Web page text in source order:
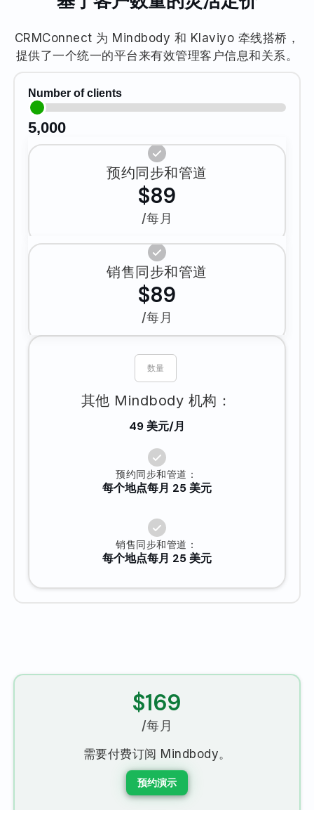
CRMConnect 为 Mindbody 和 Klaviyo 牵线搭桥，
提供了一个统一的平台来有效管理客户信息和关系。
Number of clients
5,000
预约同步和管道
$89
/每月
销售同步和管道
$89
/每月
其他 Mindbody 机构：
49 美元/月
预约同步和管道：
每个地点每月 25 美元
销售同步和管道：
每个地点每月 25 美元
$169
/每月
需要付费订阅 Mindbody。
预约演示